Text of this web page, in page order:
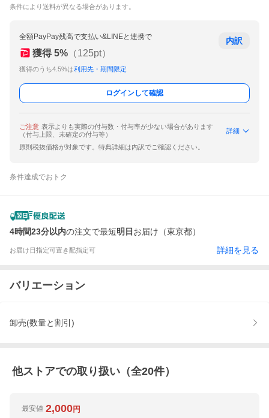
条件により送料が異なる場合があります。
全額PayPay残高で支払い&LINEと連携で
獲得 5% （125pt）
獲得のうち4.5%は利用先・期間限定
内訳
ログインして確認
ご注意 表示よりも実際の付与数・付与率が少ない場合があります
（付与上限、未確定の付与等）
詳細
原則税抜価格が対象です。特典詳細は内訳でご確認ください。
条件達成でおトク
4時間23分以内の注文で最短明日 お届け（東京都）
お届け日指定可置き配指定可 詳細を見る
バリエーション
卸売(数量と割引)
他ストアでの取り扱い（全20件）
最安値 2,000円